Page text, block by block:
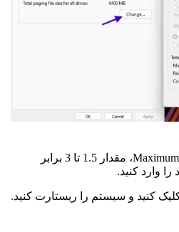
برای Initial size و Maximum size، مقدار 1.5 تا 3 برابر
وارد کنید.